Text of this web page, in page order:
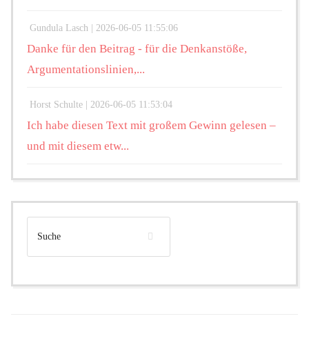
Gundula Lasch | 2026-06-05 11:55:06
Danke für den Beitrag - für die Denkanstöße,
Argumentationslinien,...
Horst Schulte | 2026-06-05 11:53:04
Ich habe diesen Text mit großem Gewinn gelesen –
und mit diesem etw...